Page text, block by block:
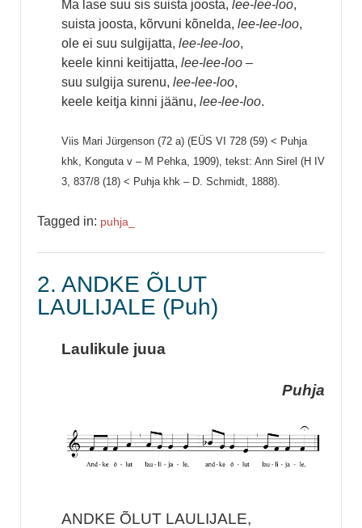
Ma lase suu sis suista joosta, lee-lee-loo,
suista joosta, kõrvuni kõnelda, lee-lee-loo,
ole ei suu sulgijatta, lee-lee-loo,
keele kinni keitijatta, lee-lee-loo –
suu sulgija surenu, lee-lee-loo,
keele keitja kinni jäänu, lee-lee-loo.
Viis Mari Jürgenson (72 a) (EÜS VI 728 (59) < Puhja
khk, Konguta v – M Pehka, 1909), tekst: Ann Sirel (H IV
3, 837/8 (18) < Puhja khk – D. Schmidt, 1888).
Tagged in: puhja_
2. ANDKE ÕLUT
LAULIJALE (Puh)
Laulikule juua
Puhja
ANDKE ÕLUT LAULIJALE,